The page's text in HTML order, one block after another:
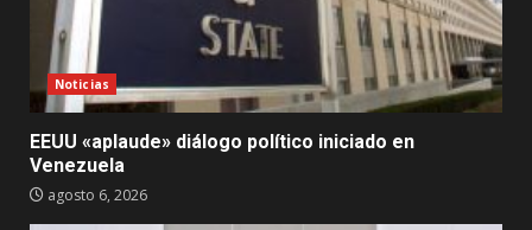
Noticias
EEUU «aplaude» diálogo político iniciado en
Venezuela
agosto 6, 2026